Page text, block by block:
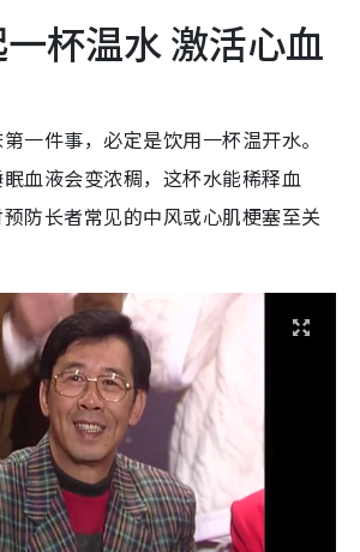
杯温水 激活心血
一件事，必定是饮用一杯温开水。
血液会变浓稠，这杯水能稀释血
防长者常见的中风或心肌梗塞至关